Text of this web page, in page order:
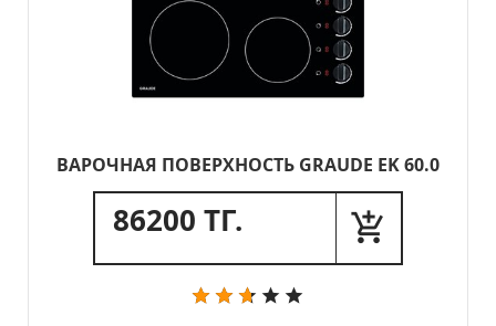
ВАРОЧНАЯ ПОВЕРХНОСТЬ GRAUDE EK 60.0
86200 ТГ.